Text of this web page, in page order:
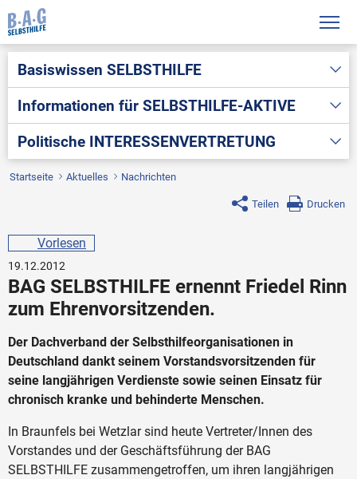
Basiswissen SELBSTHILFE
Informationen für SELBSTHILFE-AKTIVE
Politische INTERESSENVERTRETUNG
Startseite Aktuelles Nachrichten
Teilen Drucken
Vorlesen
19.12.2012
BAG SELBSTHILFE ernennt Friedel Rinn
zum Ehrenvorsitzenden.
Der Dachverband der Selbsthilfeorganisationen in
Deutschland dankt seinem Vorstandsvorsitzenden für
seine langjährigen Verdienste sowie seinen Einsatz für
chronisch kranke und behinderte Menschen.
In Braunfels bei Wetzlar sind heute Vertreter/Innen des
Vorstandes und der Geschäftsführung der BAG
SELBSTHILFE zusammengetroffen, um ihren langjährigen